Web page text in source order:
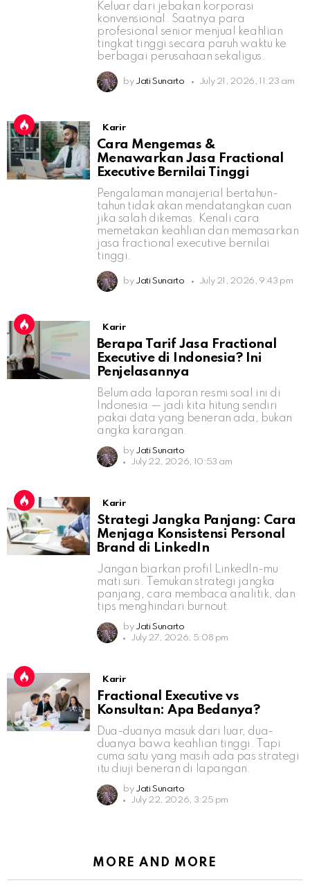
Keluar dari jebakan korporasi
konvensional. Saatnya para
profesional senior menjual keahlian
tingkat tinggi secara paruh waktu ke
berbagai perusahaan sekaligus.
by Jati Sunarto July 21, 2026, 11:23 am
Karir
Cara Mengemas &
Menawarkan Jasa Fractional
Executive Bernilai Tinggi
Pengalaman manajerial bertahun-
tahun tidak akan mendatangkan cuan
jika salah dikemas. Kenali cara
memetakan keahlian dan memasarkan
jasa fractional executive bernilai
tinggi.
by Jati Sunarto July 21, 2026, 9:43 pm
Karir
Berapa Tarif Jasa Fractional
Executive di Indonesia? Ini
Penjelasannya
Belum ada laporan resmi soal ini di
Indonesia — jadi kita hitung sendiri
pakai data yang beneran ada, bukan
angka karangan.
by Jati Sunarto
July 22, 2026, 10:53 am
Karir
Strategi Jangka Panjang: Cara
Menjaga Konsistensi Personal
Brand di LinkedIn
Jangan biarkan profil LinkedIn-mu
mati suri. Temukan strategi jangka
panjang, cara membaca analitik, dan
tips menghindari burnout.
by Jati Sunarto
July 27, 2026, 5:08 pm
Karir
Fractional Executive vs
Konsultan: Apa Bedanya?
Dua-duanya masuk dari luar, dua-
duanya bawa keahlian tinggi. Tapi
cuma satu yang masih ada pas strategi
itu diuji beneran di lapangan.
by Jati Sunarto
July 22, 2026, 3:25 pm
MORE AND MORE